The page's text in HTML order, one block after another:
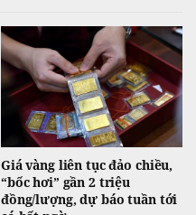
Giá vàng liên tục đảo chiều,
“bốc hơi” gần 2 triệu
đồng/lượng, dự báo tuần tới